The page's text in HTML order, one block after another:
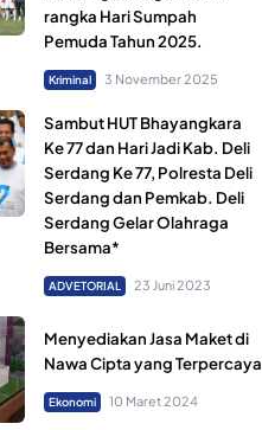
rangka Hari Sumpah
Pemuda Tahun 2025.
Kriminal 3 November 2025
Sambut HUT Bhayangkara
Ke 77 dan Hari Jadi Kab. Deli
Serdang Ke 77, Polresta Deli
Serdang dan Pemkab. Deli
Serdang Gelar Olahraga
Bersama*
ADVETORIAL 23 Juni 2023
Menyediakan Jasa Maket di
Nawa Cipta yang Terpercaya
Ekonomi 10 Maret 2024